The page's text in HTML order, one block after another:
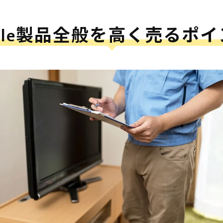
製品全般を高く売るポ